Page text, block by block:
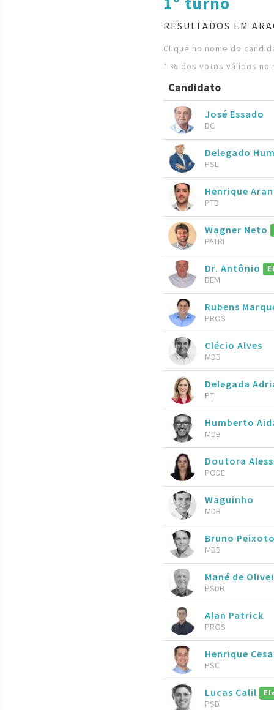
RESULTADOS EM
Clique no nome do
* % dos votos válidos no
Candidato
José Essado
DC
Delegado
PSL
Henrique
PTB
Wagner Neto
PATRI
Dr. Antônio
DEM
Rubens
PROS
Clécio Alves
MDB
Delegada
PT
Humberto
MDB
Doutora
PODE
Waguinho
MDB
Bruno
MDB
Mané de
PSDB
Alan Patrick
PROS
Henrique
PSC
Lucas Calil
PSD